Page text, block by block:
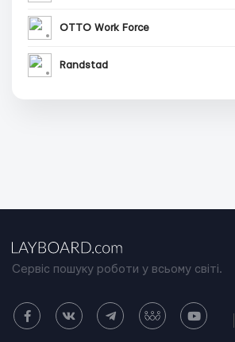
OTTO Work Force
Randstad
Сервіс пошуку роботи у всьому світі.